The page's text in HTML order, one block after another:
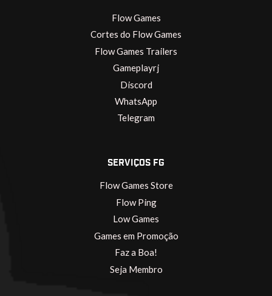
Flow Games
Cortes do Flow Games
Flow Games Trailers
Gameplayrj
Discord
WhatsApp
Telegram
SERVIÇOS FG
Flow Games Store
Flow Ping
Low Games
Games em Promoção
Faz a Boa!
Seja Membro